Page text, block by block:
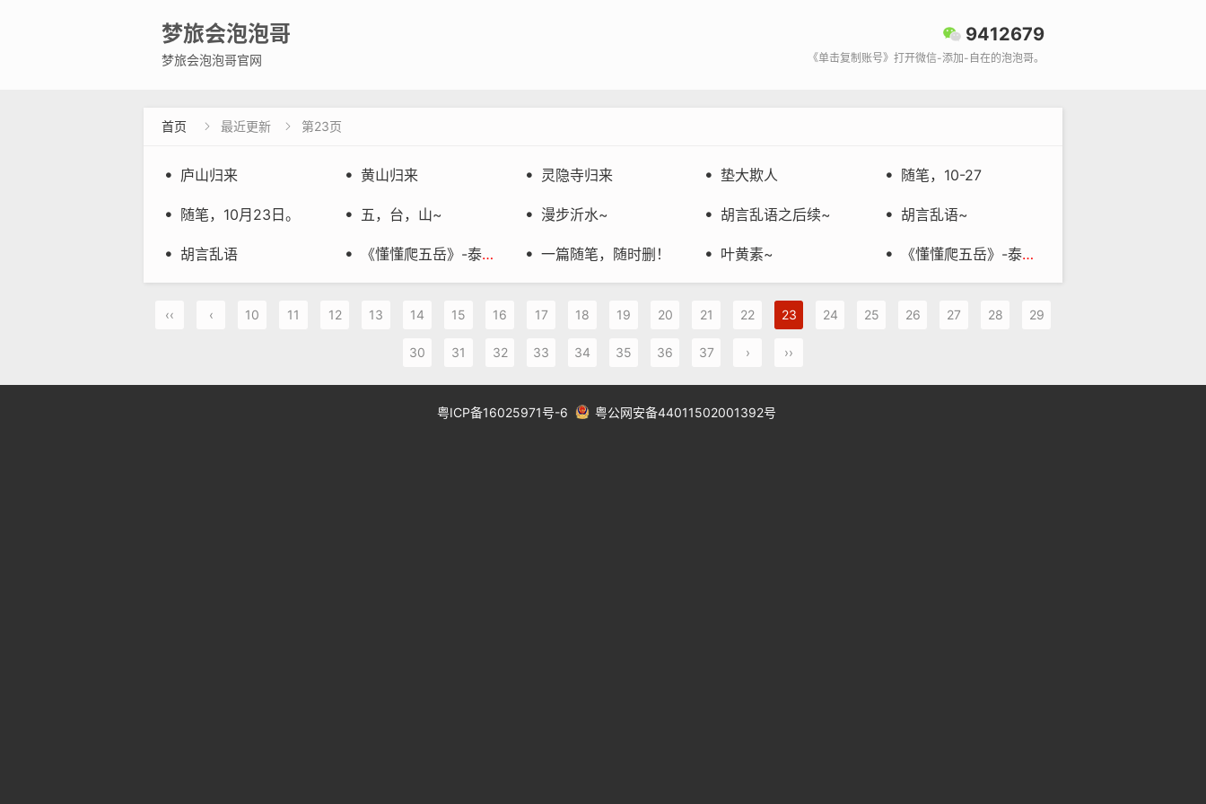
梦旅会泡泡哥
梦旅会泡泡哥官网
9412679
《单击复制账号》打开微信-添加-自在的泡泡哥。
首页  最近更新  第23页
 庐山归来  黄山归来  灵隐寺归来  垫大欺人  随笔，10-27
 随笔，10月23日。  五，台，山~  漫步沂水~  胡言乱语之后续~  胡言乱语~
 胡言乱语  《懂懂爬五岳》-泰山-018-国山泰山  一篇随笔，随时删！  叶黄素~  《懂懂爬五岳》-泰山-017-民国泰山
‹‹ ‹ 10 11 12 13 14 15 16 17 18 19 20 21 22 23 24 25 26 27 28 29
30 31 32 33 34 35 36 37 › ››
粤ICP备16025971号-6 粤公网安备44011502001392号